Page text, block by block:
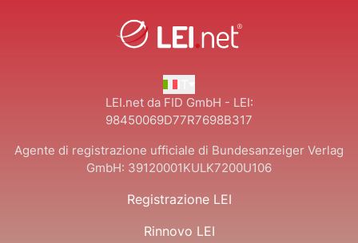
LEI.net da FID GmbH - LEI:
98450069D77R7698B317
Agente di registrazione ufficiale di Bundesanzeiger Verlag
GmbH: 39120001KULK7200U106
Registrazione LEI
Rinnovo LEI